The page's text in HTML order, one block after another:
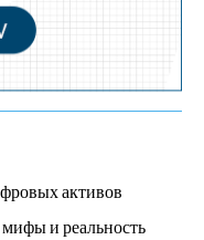
активов
и реальность